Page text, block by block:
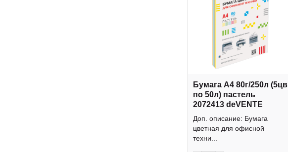
Бумага А4 80г/250л (5цв
по 50л) пастель
2072413 deVENTE
Доп. описание: Бумага
цветная для офисной
техни...